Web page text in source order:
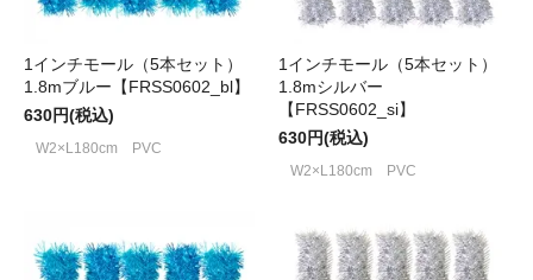
1インチモール（5本セット）
1.8mブルー【FRSS0602_bl】
630円(税込)
W2×L180cm PVC
1インチモール（5本セット）
1.8mシルバー
【FRSS0602_si】
630円(税込)
W2×L180cm PVC